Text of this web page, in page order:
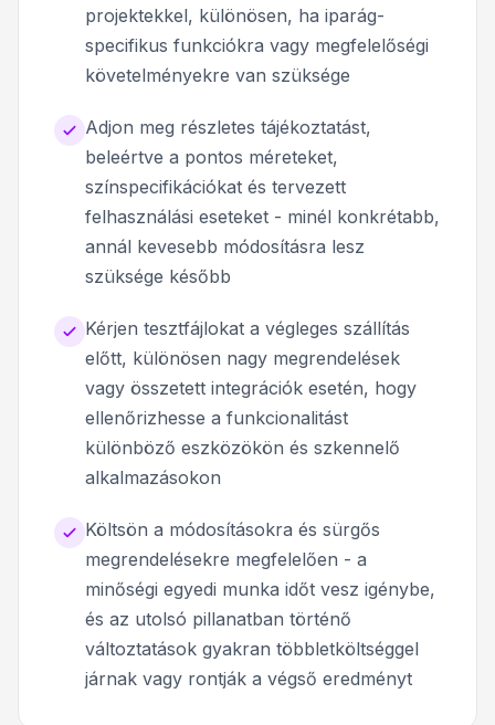
projektekkel, különösen, ha iparág-
specifikus funkciókra vagy megfelelőségi
követelményekre van szüksége
Adjon meg részletes tájékoztatást,
beleértve a pontos méreteket,
színspecifikációkat és tervezett
felhasználási eseteket - minél konkrétabb,
annál kevesebb módosításra lesz
szüksége később
Kérjen tesztfájlokat a végleges szállítás
előtt, különösen nagy megrendelések
vagy összetett integrációk esetén, hogy
ellenőrizhesse a funkcionalitást
különböző eszközökön és szkennelő
alkalmazásokon
Költsön a módosításokra és sürgős
megrendelésekre megfelelően - a
minőségi egyedi munka időt vesz igénybe,
és az utolsó pillanatban történő
változtatások gyakran többletköltséggel
járnak vagy rontják a végső eredményt